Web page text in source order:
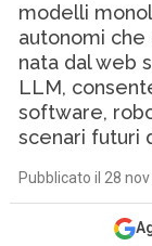
modelli
autonomi che
nata dal web
LLM,
software,
scenari futuri
Pubblicato il 28